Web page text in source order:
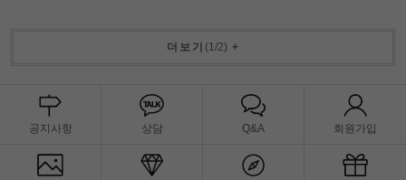
더보기 (1 /2) +
공지사항 상담 Q&A 회원가입